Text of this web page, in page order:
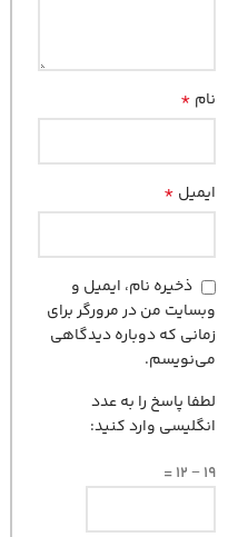
نام *
ایمیل *
ذخیره نام، ایمیل و
وبسایت من در مرورگر برای
زمانی که دوباره دیدگاهی
می‌نویسم.
لطفا پاسخ را به عدد
انگلیسی وارد کنید:
19 − 12 =